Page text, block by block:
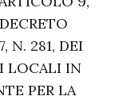
N. 281, DEI
LOCALI IN
PER LA